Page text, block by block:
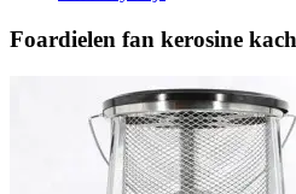
Foardielen fan kerosine